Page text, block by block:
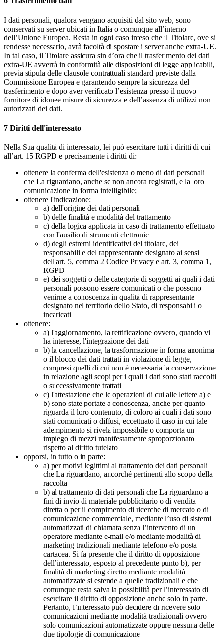
I dati personali, qualora vengano acquisiti dal sito web, sono
conservati su server ubicati in Italia o comunque all’interno
dell’Unione Europea. Resta in ogni caso inteso che il Titolare, ove si
rendesse necessario, avrà facoltà di spostare i server anche extra-UE.
In tal caso, il Titolare assicura sin d’ora che il trasferimento dei dati
extra-UE avverrà in conformità alle disposizioni di legge applicabili,
previa stipula delle clausole contrattuali standard previste dalla
Commissione Europea e garantendo sempre la sicurezza del
trasferimento e dopo aver verificato l’esistenza presso il nuovo
fornitore di idonee misure di sicurezza e dell’assenza di utilizzi non
autorizzati dei dati.
7 Diritti dell'interessato
Nella Sua qualità di interessato, lei può esercitare tutti i diritti di cui
all’art. 15 RGPD e precisamente i diritti di:
ottenere la conferma dell'esistenza o meno di dati personali
che La riguardano, anche se non ancora registrati, e la loro
comunicazione in forma intelligibile;
ottenere l'indicazione:
a) dell'origine dei dati personali
b) delle finalità e modalità del trattamento
c) della logica applicata in caso di trattamento effettuato
con l'ausilio di strumenti elettronic
d) degli estremi identificativi del titolare, dei
responsabili e del rappresentante designato ai sensi
dell'art. 5, comma 2 Codice Privacy e art. 3, comma 1,
RGPD
e) dei soggetti o delle categorie di soggetti ai quali i dati
personali possono essere comunicati o che possono
venirne a conoscenza in qualità di rappresentante
designato nel territorio dello Stato, di responsabili o
incaricati
ottenere:
a) l'aggiornamento, la rettificazione ovvero, quando vi
ha interesse, l'integrazione dei dati
b) la cancellazione, la trasformazione in forma anonima
o il blocco dei dati trattati in violazione di legge,
compresi quelli di cui non è necessaria la conservazione
in relazione agli scopi per i quali i dati sono stati raccolti
o successivamente trattati
c) l'attestazione che le operazioni di cui alle lettere a) e
b) sono state portate a conoscenza, anche per quanto
riguarda il loro contenuto, di coloro ai quali i dati sono
stati comunicati o diffusi, eccettuato il caso in cui tale
adempimento si rivela impossibile o comporta un
impiego di mezzi manifestamente sproporzionato
rispetto al diritto tutelato
opporsi, in tutto o in parte:
a) per motivi legittimi al trattamento dei dati personali
che La riguardano, ancorché pertinenti allo scopo della
raccolta
b) al trattamento di dati personali che La riguardano a
fini di invio di materiale pubblicitario o di vendita
diretta o per il compimento di ricerche di mercato o di
comunicazione commerciale, mediante l’uso di sistemi
automatizzati di chiamata senza l’intervento di un
operatore mediante e-mail e/o mediante modalità di
marketing tradizionali mediante telefono e/o posta
cartacea. Si fa presente che il diritto di opposizione
dell’interessato, esposto al precedente punto b), per
finalità di marketing diretto mediante modalità
automatizzate si estende a quelle tradizionali e che
comunque resta salva la possibilità per l’interessato di
esercitare il diritto di opposizione anche solo in parte.
Pertanto, l’interessato può decidere di ricevere solo
comunicazioni mediante modalità tradizionali ovvero
solo comunicazioni automatizzate oppure nessuna delle
due tipologie di comunicazione